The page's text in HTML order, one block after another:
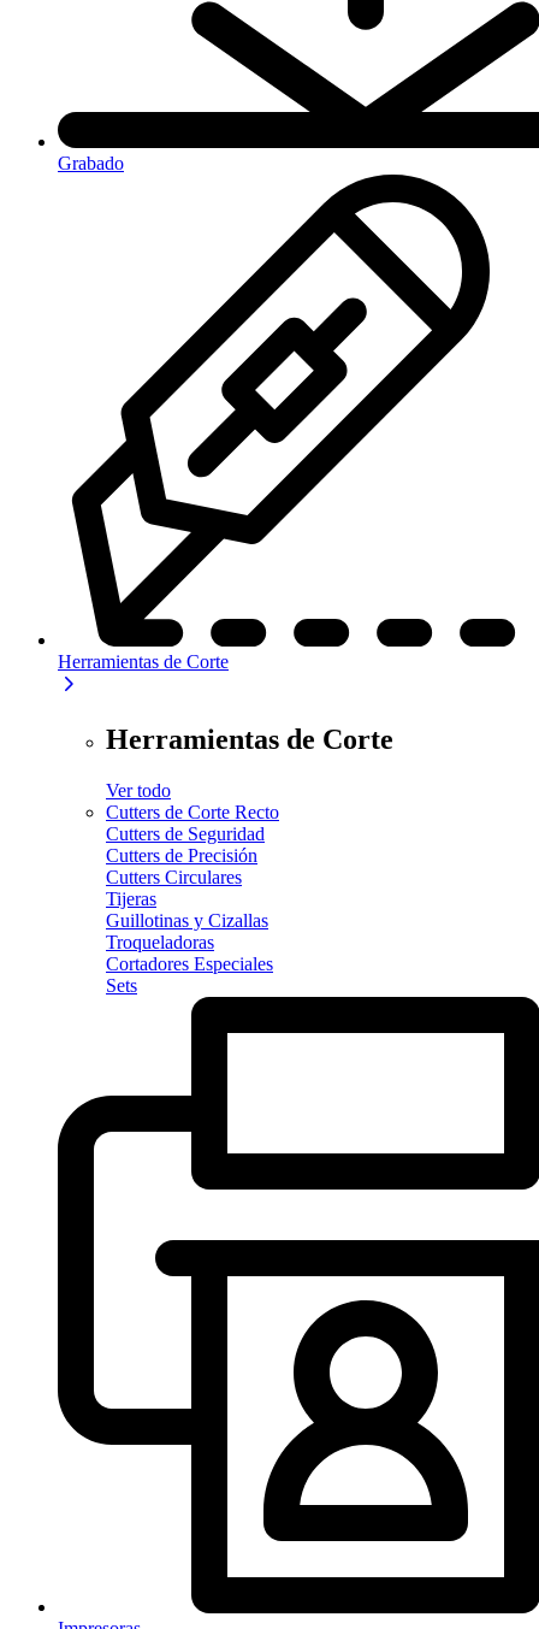
Grabado
Herramientas de Corte
Herramientas de Corte
Ver todo
Cutters de Corte Recto
Cutters de Seguridad
Cutters de Precisión
Cutters Circulares
Tijeras
Guillotinas y Cizallas
Troqueladoras
Cortadores Especiales
Sets